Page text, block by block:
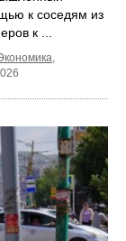
к соседям из
к ...
,